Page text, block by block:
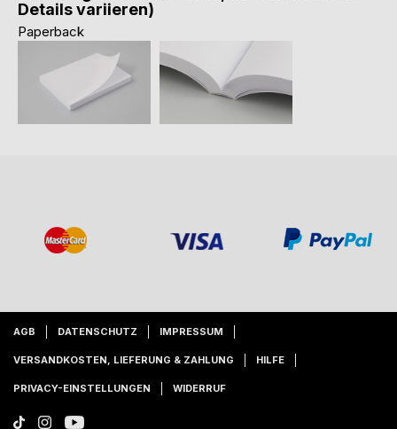
Details variieren)
Paperback
AGB DATENSCHUTZ IMPRESSUM
VERSANDKOSTEN, LIEFERUNG & ZAHLUNG HILFE
PRIVACY-EINSTELLUNGEN WIDERRUF